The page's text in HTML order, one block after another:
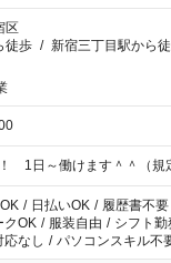
区
徒歩 / 新宿三丁目駅から
1日～働けます＾＾（規
/ 日払いOK / 履歴書不要
クOK / 服装自由 / シフト勤
応なし / パソコンスキル不